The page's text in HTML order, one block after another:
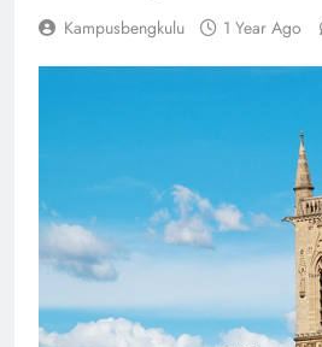
Kampusbengkulu 1 Year Ago